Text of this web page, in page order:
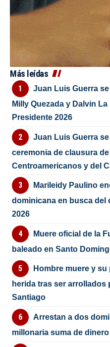
Más leídas
Juan Luis Guerra
Milly Quezada y Dalvin
Presidente 2026
Juan Luis Guerra
ceremonia de clausura
Centroamericanos y del
Marileidy Paulino
dominicana en busca del
2026
Muere oficial de la
baleado en Santo
Hombre muere y
herida tras ser arrollados
Santiago
Arrestan a dos
millonaria suma de